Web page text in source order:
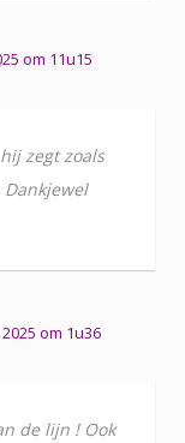
om 11u15
zegt zoals
om 1u36
de lijn ! Ook